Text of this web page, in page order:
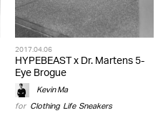
2017.04.06
HYPEBEAST x Dr. Martens 5-
Eye Brogue
Kevin Ma
for Clothing,Life,Sneakers